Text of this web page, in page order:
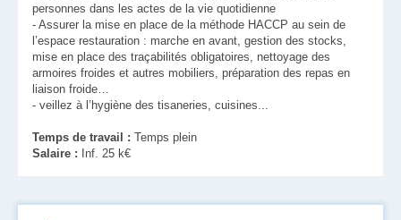
personnes dans les actes de la vie quotidienne
- Assurer la mise en place de la méthode HACCP au sein de
l’espace restauration : marche en avant, gestion des stocks,
mise en place des traçabilités obligatoires, nettoyage des
armoires froides et autres mobiliers, préparation des repas en
liaison froide…
- veillez à l’hygiène des tisaneries, cuisines...
Temps de travail : Temps plein
Salaire : Inf. 25 k€